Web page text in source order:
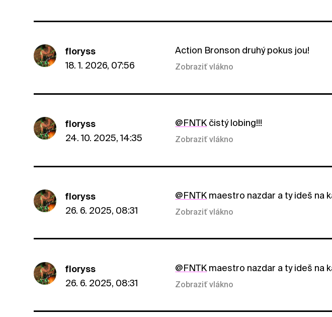
floryss
18. 1. 2026, 07:56
Action Bronson druhý pokus jou!
Zobraziť vlákno
floryss
24. 10. 2025, 14:35
@FNTK čistý lobing!!!
Zobraziť vlákno
floryss
26. 6. 2025, 08:31
@FNTK maestro nazdar a ty ideš na
Zobraziť vlákno
floryss
26. 6. 2025, 08:31
@FNTK maestro nazdar a ty ideš na
Zobraziť vlákno